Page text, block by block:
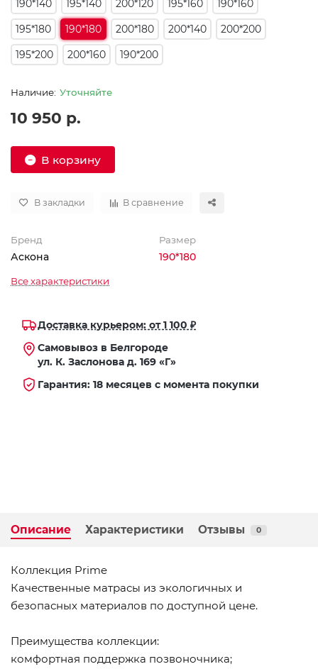
190*140
195*140 200*120 195*160
190*160
195*180
190*180 200*180 200*140
200*200
195*200
200*160 190*200
Уточняйте
10 950 р.
В корзину
В закладки В сравнение
Бренд
Аскона
Размер
190*180
Все характеристики
Доставка курьером: от 1 100 ₽
Самовывоз в Белгороде
ул. К. Заслонова д. 169 «Г»
Гарантия: 18 месяцев с момента покупки
Описание Характеристики Отзывы 0
Коллекция Prime
Качественные матрасы из экологичных и
безопасных материалов по доступной цене.
Преимущества коллекции:
комфортная поддержка позвоночника;